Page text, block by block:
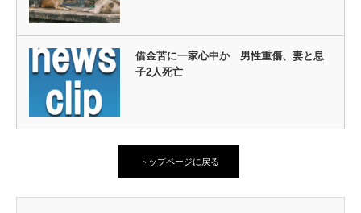
借金苦に一家心中か 男性重傷、妻と息
子2人死亡
トップページに戻る